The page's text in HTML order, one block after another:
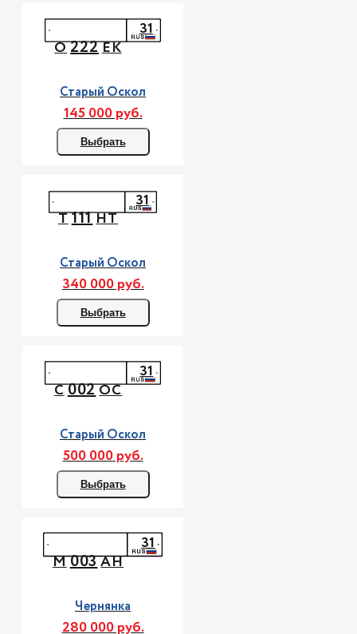
О222ЕК
31
Старый Оскол
145 000 руб.
Выбрать
Т111НТ
31
Старый Оскол
340 000 руб.
Выбрать
С002ОС
31
Старый Оскол
500 000 руб.
Выбрать
М003АН
31
Чернянка
280 000 руб.